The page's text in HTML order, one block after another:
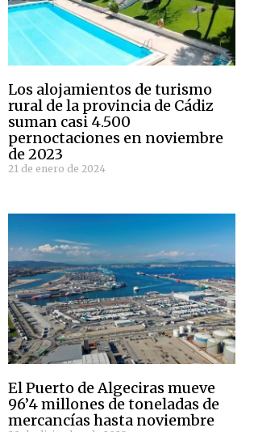
Los alojamientos de turismo
rural de la provincia de Cádiz
suman casi 4.500
pernoctaciones en noviembre
de 2023
21 de enero de 2024
El Puerto de Algeciras mueve
96’4 millones de toneladas de
mercancías hasta noviembre